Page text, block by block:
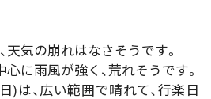
気の崩れはなさそうです。
に雨風が強く、荒れそうです。
)は、広い範囲で晴れて、行楽日